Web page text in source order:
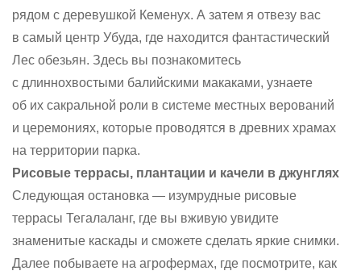
рядом с деревушкой Кеменух. А затем я отвезу вас
в самый центр Убуда, где находится фантастический
Лес обезьян. Здесь вы познакомитесь
с длиннохвостыми балийскими макаками, узнаете
об их сакральной роли в системе местных верований
и церемониях, которые проводятся в древних храмах
на территории парка.
Рисовые террасы, плантации и качели в джунглях
Следующая остановка — изумрудные рисовые
террасы Тегалаланг, где вы вживую увидите
знаменитые каскады и сможете сделать яркие снимки.
Далее побываете на агрофермах, где посмотрите, как